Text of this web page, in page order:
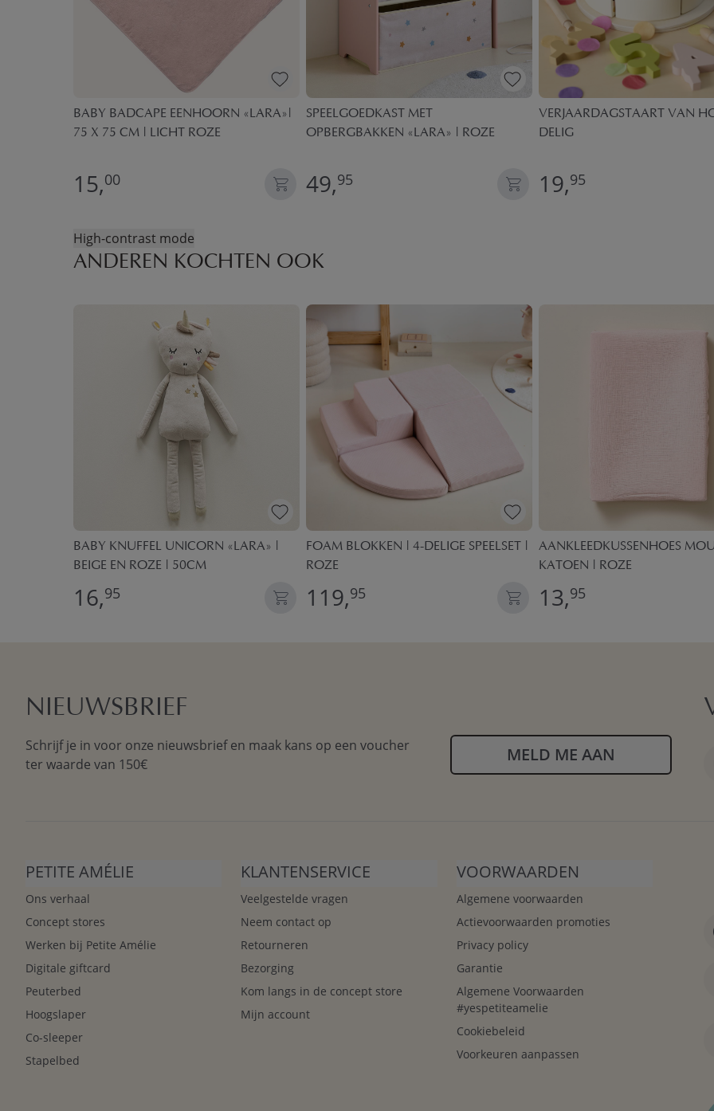
BABY BADCAPE EENHOORN «LARA»|
75 X 75 CM | LICHT ROZE
15,00
SPEELGOEDKAST MET
OPBERGBAKKEN «LARA» | ROZE
49,95
VERJAARDAGSTAART VAN
DELIG
19,95
High-contrast mode
ANDEREN KOCHTEN OOK
BABY KNUFFEL UNICORN «LARA» |
BEIGE EN ROZE | 50CM
16,95
FOAM BLOKKEN | 4-DELIGE SPEELSET |
ROZE
119,95
AANKLEEDKUSSENHOES
KATOEN | ROZE
13,95
NIEUWSBRIEF
Schrijf je in voor onze nieuwsbrief en maak kans op een voucher
ter waarde van 150€
MELD ME AAN
PETITE AMÉLIE
Ons verhaal
Concept stores
Werken bij Petite Amélie
Digitale giftcard
Peuterbed
Hoogslaper
Co-sleeper
Stapelbed
KLANTENSERVICE
Veelgestelde vragen
Neem contact op
Retourneren
Bezorging
Kom langs in de concept store
Mijn account
VOORWAARDEN
Algemene voorwaarden
Actievoorwaarden promoties
Privacy policy
Garantie
Algemene Voorwaarden
#yespetiteamelie
Cookiebeleid
Voorkeuren aanpassen